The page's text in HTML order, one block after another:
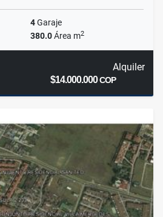
4Garaje
380.0Área m2
Alquiler
$14.000.000COP